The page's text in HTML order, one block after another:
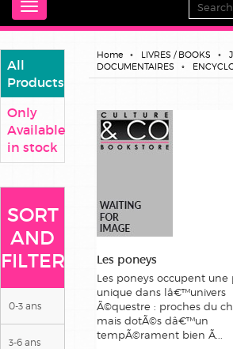
Toggle
navigation
All
Products
Only
Available
in stock
SORT
AND
FILTER
0-3 ans
3-6 ans
Home LIVRES / BOOKS
DOCUMENTAIRES
Les poneys
Les poneys occupent une
unique dans lâ€™univers
Ã©questre : proches du
mais dotÃ©s dâ€™un
tempÃ©rament bien Ã...